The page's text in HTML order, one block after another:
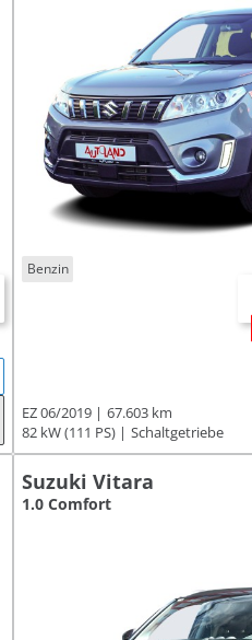
Benzin
EZ 06/2019
67.603 km
82 kW (111 PS)
Schaltgetriebe
Suzuki Vitara
1.0 Comfort